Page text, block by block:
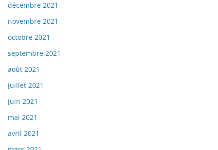
décembre 2021
novembre 2021
octobre 2021
septembre 2021
août 2021
juillet 2021
juin 2021
mai 2021
avril 2021